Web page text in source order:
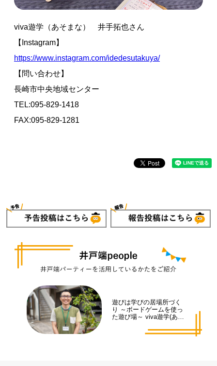
viva遊学（あそまな） 井手拓也さん
【Instagram】
https://www.instagram.com/idedesutakuya/
【問い合わせ】
長崎市中央地域センター
TEL:095-829-1418
FAX:095-829-1281
遊びは学びの居場所づく
り ～ボードゲームを使っ
た遊び場～ viva遊学(あそ